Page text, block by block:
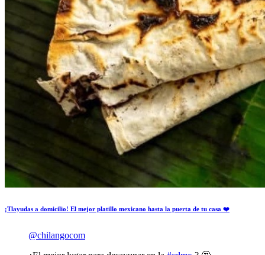
¡Tlayudas a domicilio! El mejor platillo mexicano hasta la puerta de tu casa ❤️
@chilangocom